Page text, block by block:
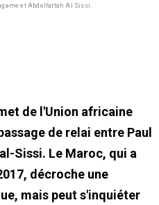
et Abdelfattah Al Sissi.
de l'Union africaine
de relai entre Paul
Sissi. Le Maroc, qui a
décroche une
mais peut s'inquiéter